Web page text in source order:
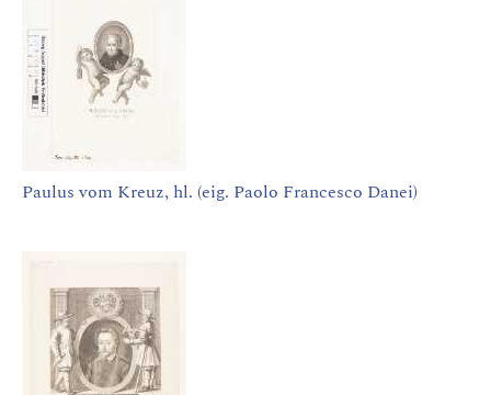
Paulus vom Kreuz, hl. (eig. Paolo Francesco Danei)